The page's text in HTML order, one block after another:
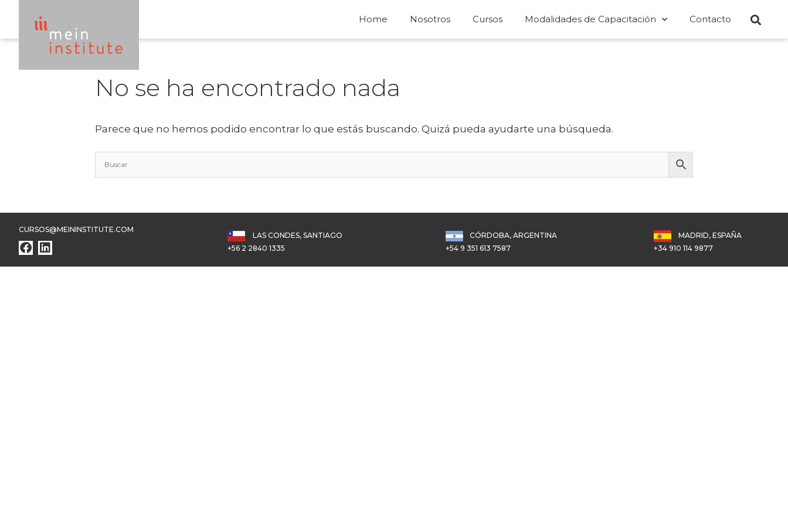
Home Nosotros Cursos Modalidades de Capacitación Contacto
No se ha encontrado nada
Parece que no hemos podido encontrar lo que estás buscando. Quizá pueda ayudarte una búsqueda.
CURSOS@MEININSTITUTE.COM
LAS CONDES, SANTIAGO
+56 2 2840 1335
CÓRDOBA, ARGENTINA
+54 9 351 613 7587
MADRID, ESPAÑA
+34 910 114 9877